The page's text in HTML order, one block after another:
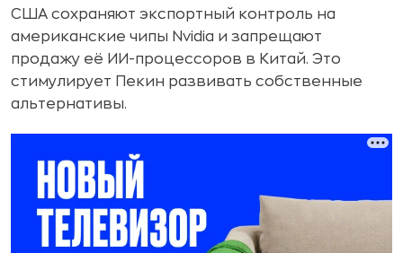
США сохраняют экспортный контроль на
американские чипы Nvidia и запрещают
продажу её ИИ-процессоров в Китай. Это
стимулирует Пекин развивать собственные
альтернативы.